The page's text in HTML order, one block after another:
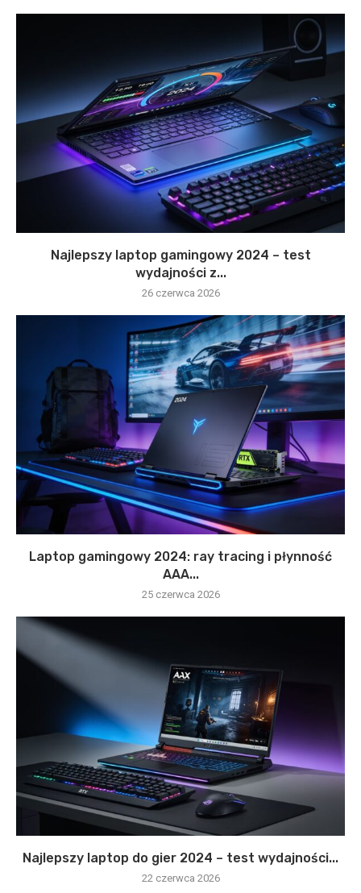
Najlepszy laptop gamingowy 2024 – test
wydajności z...
26 czerwca 2026
Laptop gamingowy 2024: ray tracing i płynność
AAA...
25 czerwca 2026
Najlepszy laptop do gier 2024 – test wydajności...
22 czerwca 2026